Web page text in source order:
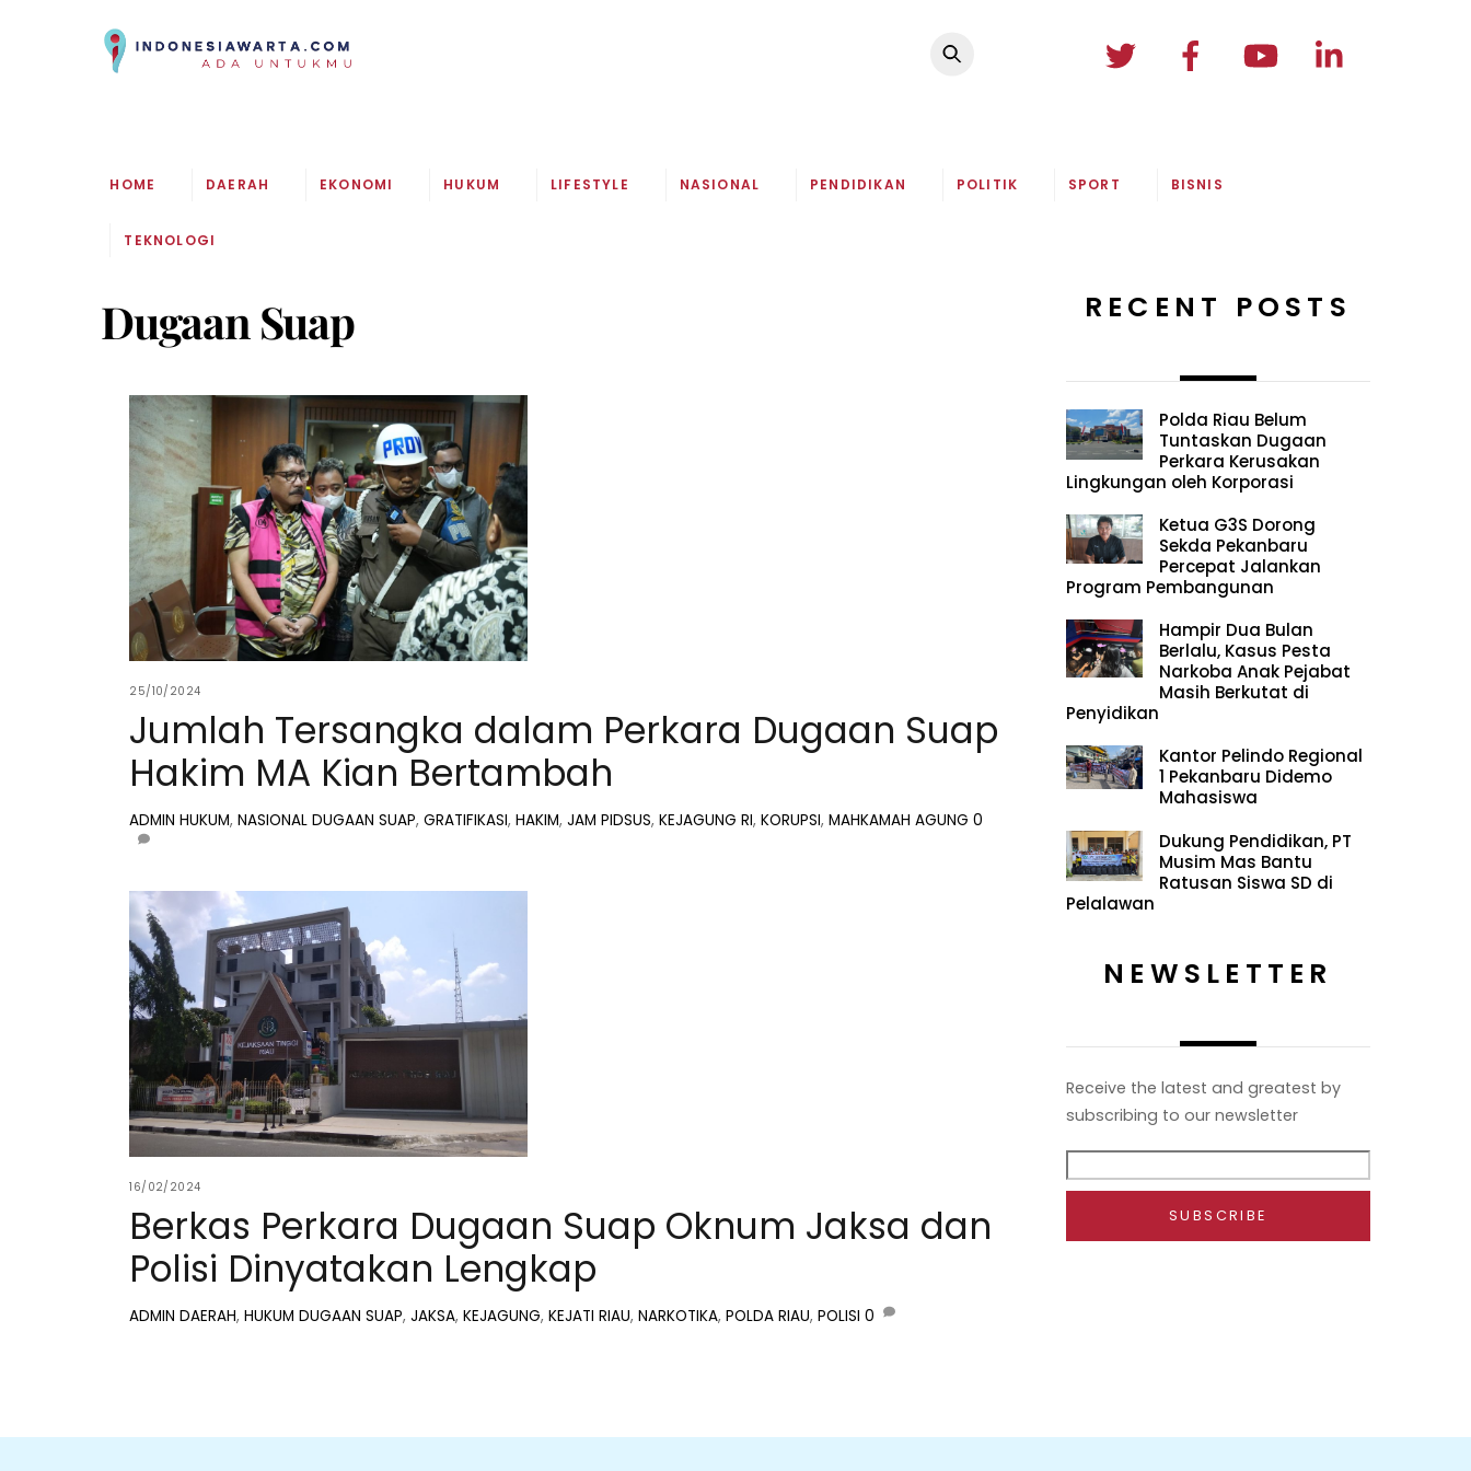
HOME DAERAH EKONOMI HUKUM LIFESTYLE NASIONAL PENDIDIKAN POLITIK SPORT BISNIS
TEKNOLOGI
Dugaan Suap
25/10/2024
Jumlah Tersangka dalam Perkara Dugaan Suap
Hakim MA Kian Bertambah
ADMIN HUKUM,NASIONAL DUGAAN SUAP,GRATIFIKASI,HAKIM,JAM PIDSUS,KEJAGUNG RI,KORUPSI,MAHKAMAH AGUNG 0
16/02/2024
Berkas Perkara Dugaan Suap Oknum Jaksa dan
Polisi Dinyatakan Lengkap
ADMIN DAERAH,HUKUM DUGAAN SUAP,JAKSA,KEJAGUNG,KEJATI RIAU,NARKOTIKA,POLDA RIAU,POLISI 0
RECENT POSTS
Polda Riau Belum
Tuntaskan Dugaan
Perkara Kerusakan
Lingkungan oleh Korporasi
Ketua G3S Dorong
Sekda Pekanbaru
Percepat Jalankan
Program Pembangunan
Hampir Dua Bulan
Berlalu, Kasus Pesta
Narkoba Anak Pejabat
Masih Berkutat di
Penyidikan
Kantor Pelindo Regional
1 Pekanbaru Didemo
Mahasiswa
Dukung Pendidikan, PT
Musim Mas Bantu
Ratusan Siswa SD di
Pelalawan
NEWSLETTER
Receive the latest and greatest by
subscribing to our newsletter